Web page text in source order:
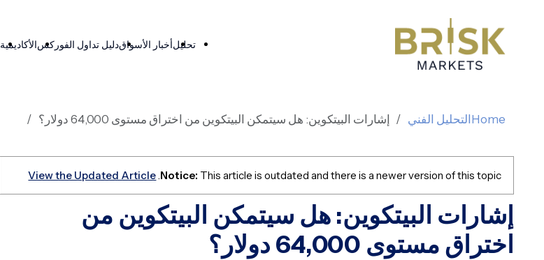
تحليلأخبار الأسواقدليل تداول الفوركسالأكاديمية
Homeالتحليل الفني إشارات البيتكوين: هل سيتمكن البيتكوين من اختراق مستوى 64,000 دولار؟
Notice: This article is outdated and there is a newer version of this topic.
View the Updated Article
إشارات البيتكوين: هل سيتمكن البيتكوين من
اختراق مستوى 64,000 دولار؟